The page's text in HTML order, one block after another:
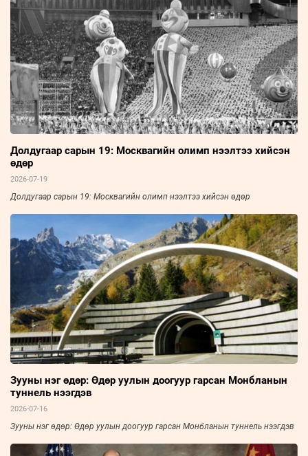
Долдугаар сарын 19: Москвагийн олимп нээлтээ хийсэн
өдөр
2026-07-19
Долдугаар сарын 19: Москвагийн олимп нээлтээ хийсэн өдөр
Зууны нэг өдөр: Өдөр уулын доогуур гарсан Монбланын
туннель нээгдэв
2026-07-16
Зууны нэг өдөр: Өдөр уулын доогуур гарсан Монбланын туннель нээгдэв